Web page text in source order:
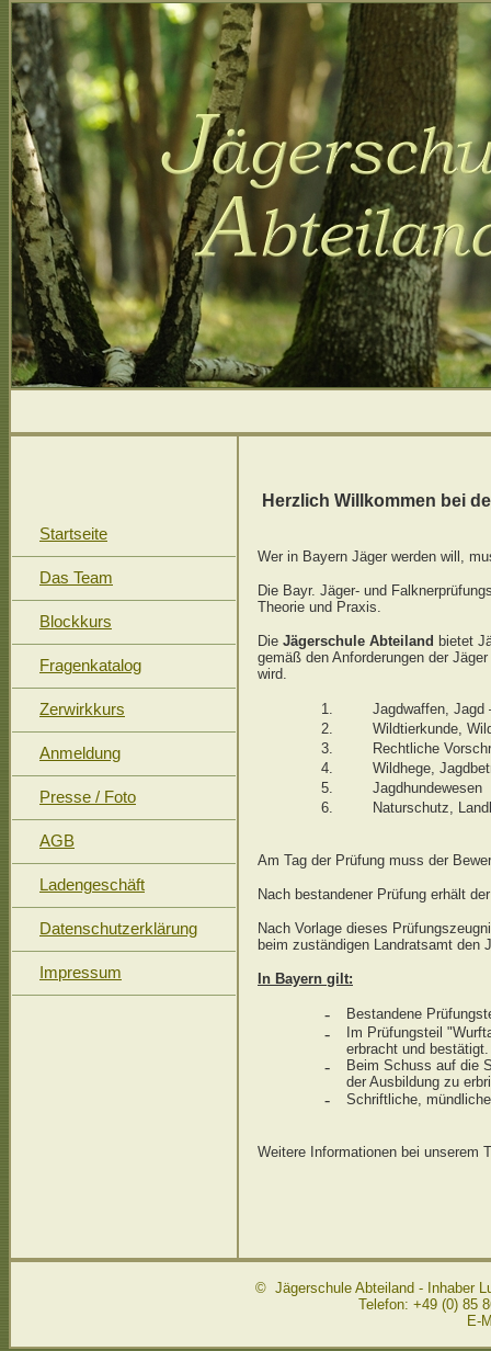
Startseite
Das Team
Blockkurs
Fragenkatalog
Zerwirkkurs
Anmeldung
Presse / Foto
AGB
Ladengeschäft
Datenschutzerklärung
Impressum
Herzlich Willkommen bei
Wer in Bayern Jäger werden will,
Die Bayr. Jäger- und
Theorie und Praxis.
Die Jägerschule Abteiland bietet
gemäß den Anforderungen der
wird.
1.
Jagdwaffen, Jagd
2.
Wildtierkunde,
3.
Rechtliche
4.
Wildhege,
5.
Jagdhundewesen
6.
Naturschutz,
Am Tag der Prüfung muss der
Nach bestandener Prüfung erhält
Nach Vorlage dieses
beim zuständigen Landratsamt den
In Bayern gilt:
- Bestandene
-
Im Prüfungsteil
erbracht und bestätigt.
-
Beim Schuss auf die
der Ausbildung zu
- Schriftliche,
Weitere Informationen bei unserem
© Jägerschule Abteiland - Inhaber
Telefon: +49 (0) 85
E-